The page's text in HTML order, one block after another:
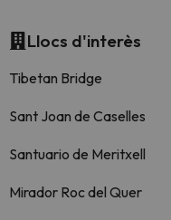
Llocs d'interès
Tibetan Bridge
Sant Joan de Caselles
Santuario de Meritxell
Mirador Roc del Quer